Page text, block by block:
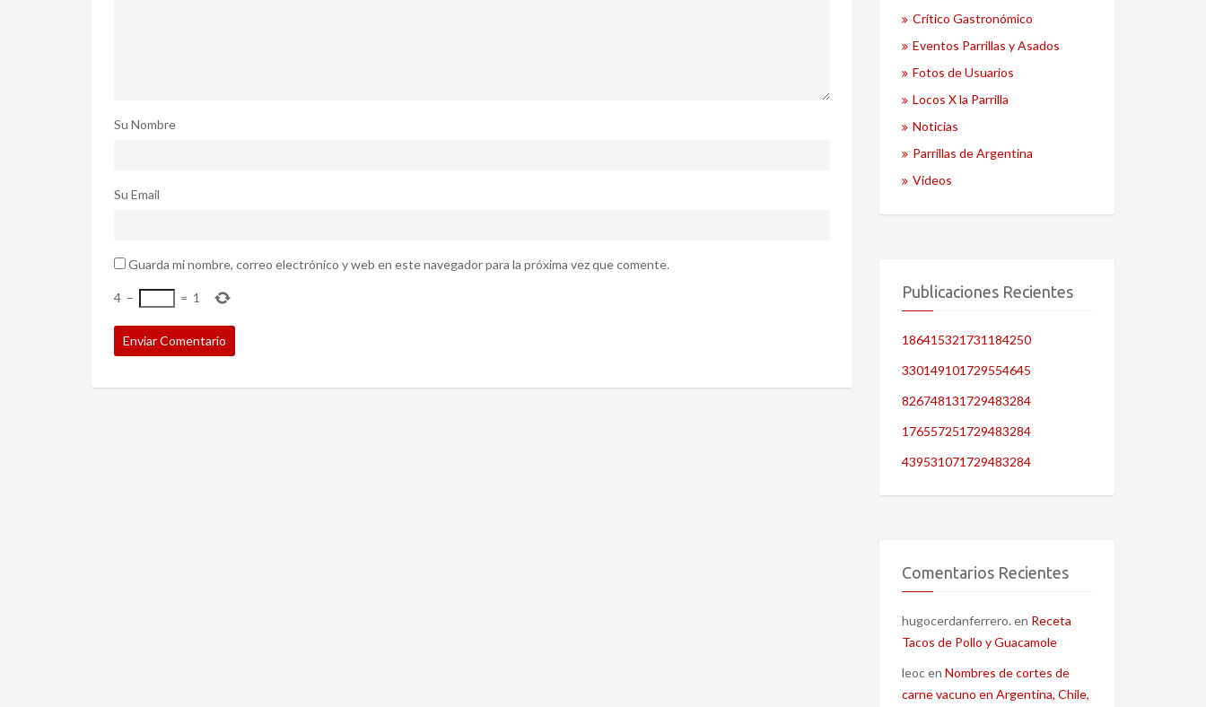
Su Nombre
Su Email
Guarda mi nombre, correo electrónico y web en este navegador para la próxima vez que comente.
4 − = 1
Crítico Gastronómico
Eventos Parrillas y Asados
Fotos de Usuarios
Locos X la Parrilla
Noticias
Parrillas de Argentina
Videos
Publicaciones Recientes
186415321731184250
330149101729554645
826748131729483284
176557251729483284
439531071729483284
Comentarios Recientes
hugocerdanferrero. en Receta
Tacos de Pollo y Guacamole
leocen Nombres de cortes de
carne vacuno en Argentina, Chile,